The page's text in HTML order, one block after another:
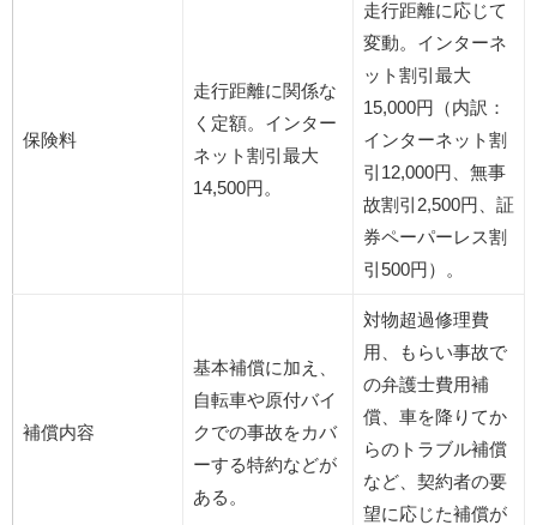
保険料
走行距離に関係な
く定額。インター
ネット割引最大
14,500円。
走行距離に応じて
変動。インターネ
ット割引最大
15,000円（内訳：
インターネット割
引12,000円、無事
故割引2,500円、証
券ペーパーレス割
引500円）。
補償内容
基本補償に加え、
自転車や原付バイ
クでの事故をカバ
ーする特約などが
ある。
対物超過修理費
用、もらい事故で
の弁護士費用補
償、車を降りてか
らのトラブル補償
など、契約者の要
望に応じた補償が